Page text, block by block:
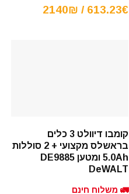
613.23€ / 2140₪
קומבו דיוולט 3 כלים
בראשלס מקצועי + 2 סוללות
5.0Ah ומטען DE9885
DeWALT
🚛 משלוח חינם